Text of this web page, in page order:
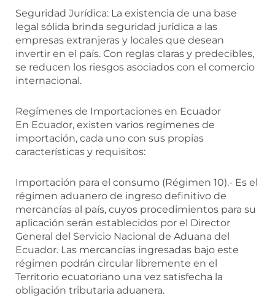
Seguridad Jurídica: La existencia de una base
legal sólida brinda seguridad jurídica a las
empresas extranjeras y locales que desean
invertir en el país. Con reglas claras y predecibles,
se reducen los riesgos asociados con el comercio
internacional.
Regímenes de Importaciones en Ecuador
En Ecuador, existen varios regímenes de
importación, cada uno con sus propias
características y requisitos:
Importación para el consumo (Régimen 10).- Es el
régimen aduanero de ingreso definitivo de
mercancías al país, cuyos procedimientos para su
aplicación serán establecidos por el Director
General del Servicio Nacional de Aduana del
Ecuador. Las mercancías ingresadas bajo este
régimen podrán circular libremente en el
Territorio ecuatoriano una vez satisfecha la
obligación tributaria aduanera.